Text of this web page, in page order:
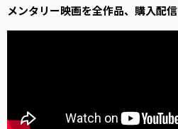
メンタリー映画を全作品、購入配信